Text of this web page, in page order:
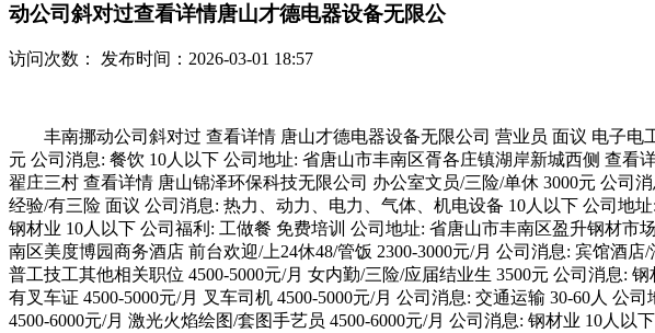
动公司斜对过查看详情唐山才德电器设备无限公
访问次数： 发布时间：2026-03-01 18:57
丰南挪动公司斜对过 查看详情 唐山才德电器设备无限公司 营业员 面议 电子电
元 公司消息: 餐饮 10人以下 公司地址: 省唐山市丰南区胥各庄镇湖岸新城西侧 查
翟庄三村 查看详情 唐山锦泽环保科技无限公司 办公室文员/三险/单休 3000元 公司
经验/有三险 面议 公司消息: 热力、动力、电力、气体、机电设备 10人以下 公司地
钢材业 10人以下 公司福利: 工做餐 免费培训 公司地址: 省唐山市丰南区盈升钢材
南区美度博园商务酒店 前台欢迎/上24休48/管饭 2300-3000元/月 公司消息: 宾馆酒
普工技工其他相关职位 4500-5000元/月 女内勤/三险/应届结业生 3500元 公司消息:
有叉车证 4500-5000元/月 叉车司机 4500-5000元/月 公司消息: 交通运输 30-60人
4500-6000元/月 激光火焰绘图/套图手艺员 4500-6000元/月 公司消息: 钢材业 10人